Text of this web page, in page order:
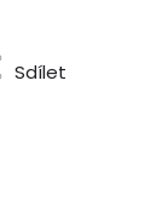
Sdílet